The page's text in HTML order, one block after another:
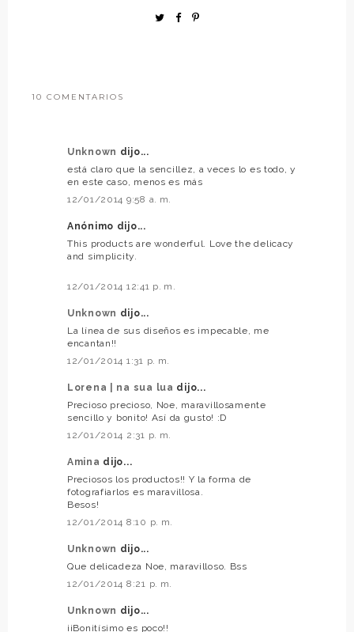
10 COMENTARIOS
Unknown dijo...
está claro que la sencillez, a veces lo es todo, y
en este caso, menos es más
12/01/2014 9:58 a. m.
Anónimo dijo...
This products are wonderful. Love the delicacy
and simplicity.
12/01/2014 12:41 p. m.
Unknown dijo...
La línea de sus diseños es impecable, me
encantan!!
12/01/2014 1:31 p. m.
Lorena | na sua lua dijo...
Precioso precioso, Noe, maravillosamente
sencillo y bonito! Así da gusto! :D
12/01/2014 2:31 p. m.
Amina dijo...
Preciosos los productos!! Y la forma de
fotografiarlos es maravillosa.
Besos!
12/01/2014 8:10 p. m.
Unknown dijo...
Que delicadeza Noe, maravilloso. Bss
12/01/2014 8:21 p. m.
Unknown dijo...
¡¡Bonitísimo es poco!!